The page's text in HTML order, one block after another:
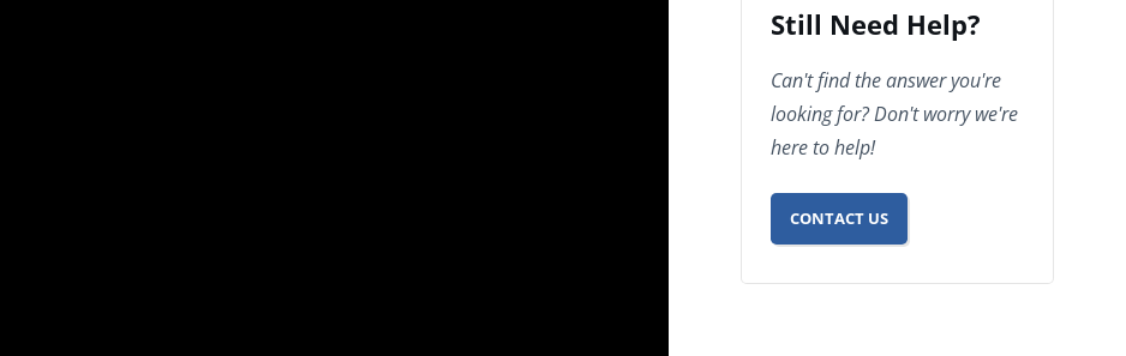
Still Need Help?
Can't find the answer you're
looking for? Don't worry we're
here to help!
CONTACT US